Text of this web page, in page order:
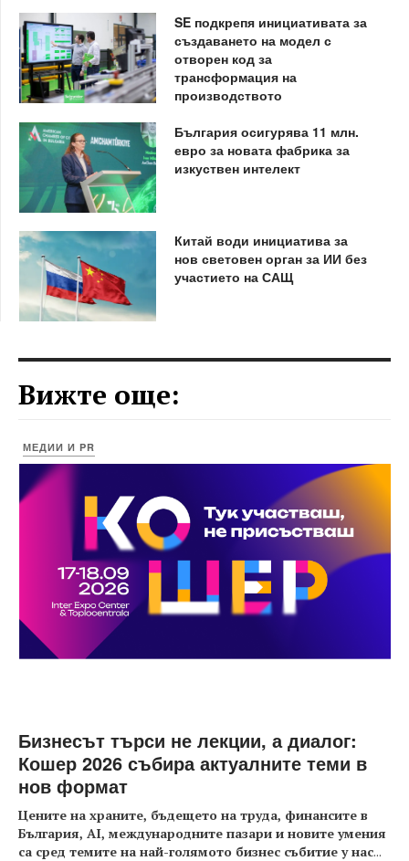
SE подкрепя инициативата за
създаването на модел с
отворен код за
трансформация на
производството
България осигурява 11 млн.
евро за новата фабрика за
изкуствен интелект
Китай води инициатива за
нов световен орган за ИИ без
участието на САЩ
Вижте още:
МЕДИИ И PR
Бизнесът търси не лекции, а диалог:
Кошер 2026 събира актуалните теми в
нов формат
Цените на храните, бъдещето на труда, финансите в
България, AI, международните пазари и новите умения
са сред темите на най-голямото бизнес събитие у нас...